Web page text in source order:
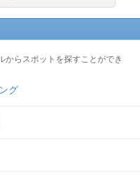
からスポットを探すことができ
グ